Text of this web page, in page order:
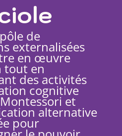
de
externalisées
en œuvre
tout en
des activités
cognitive
et
alternative
pour